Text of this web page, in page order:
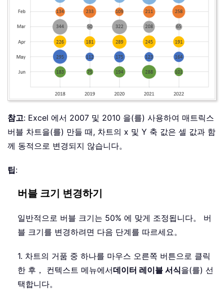
참고: Excel 에서 2007 및 2010 을(를) 사용하여 매트릭스
버블 차트을(를) 만들 때, 차트의 x 및 Y 축 값은 셀 값과 함
께 동적으로 변경되지 않습니다。
팁:
버블 크기 변경하기
일반적으로 버블 크기는 50% 에 맞게 조정됩니다。 버
블 크기를 변경하려면 다음 단계를 따르세요。
1. 차트의 거품 중 하나를 마우스 오른쪽 버튼으로 클릭
한 후， 컨텍스트 메뉴에서데이터 레이블 서식을(를) 선
택합니다。